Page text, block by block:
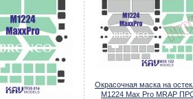
Окрасочная маска на
М1224 Max Pro MRAP